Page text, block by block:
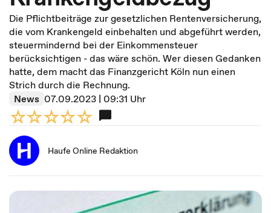
Die Pflichtbeiträge zur gesetzlichen Rentenversicherung,
die vom Krankengeld einbehalten und abgeführt werden,
steuermindernd bei der Einkommensteuer
berücksichtigen - das wäre schön. Wer diesen Gedanken
hatte, dem macht das Finanzgericht Köln nun einen
Strich durch die Rechnung.
News 07.09.2023 | 09:31 Uhr
Haufe Online Redaktion